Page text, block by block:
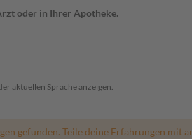
oder in Ihrer Apotheke.
aktuellen Sprache anzeigen.
gefunden. Teile deine Erfahrungen mit